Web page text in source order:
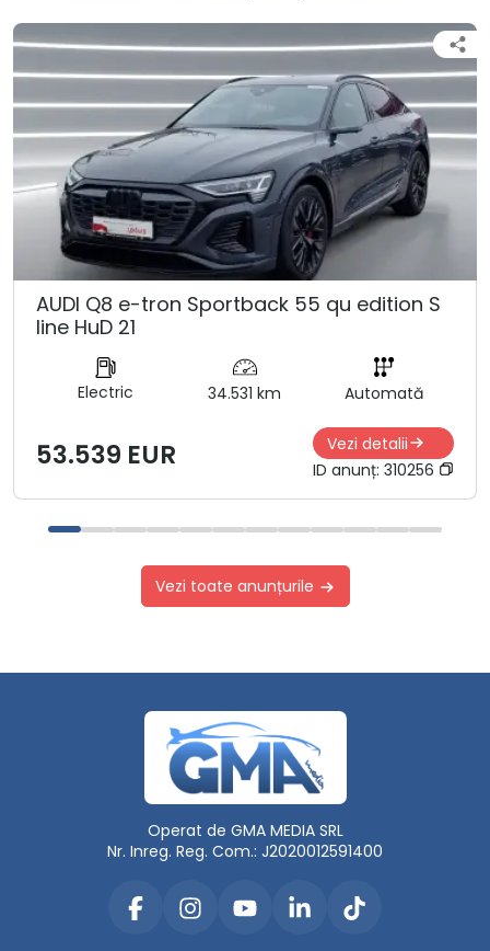
AUDI Q8 e-tron Sportback 55 qu edition S
line HuD 21
Electric 34.531 km Automată
53.539 EUR
Vezi detalii
ID anunț: 310256
Vezi toate anunțurile
Operat de GMA MEDIA SRL
Nr. Inreg. Reg. Com.: J2020012591400